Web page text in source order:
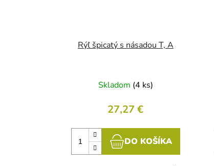
Rýľ špicatý s násadou T, A
Skladom (4 ks)
27,27 €
DO KOŠÍKA